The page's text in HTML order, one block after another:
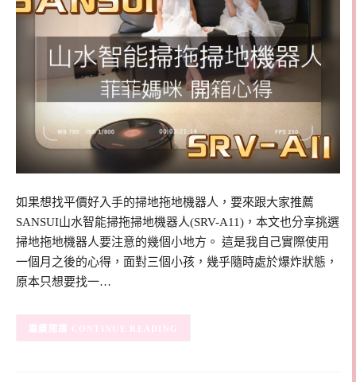
如果想找平價好入手的掃地拖地機器人，要來跟大家推薦
SANSUI山水智能掃拖掃地機器人(SRV-A11)，本文也分享挑選
掃地拖地機器人要注意的幾個小地方。 這是我自己實際使用
一個月之後的心得，面對三個小孩，幾乎隨時處於爆炸狀態，
原本只想要找一…
CONTINUE READING